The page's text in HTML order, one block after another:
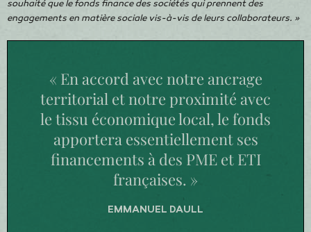
souhaité que le fonds finance des sociétés qui prennent des
engagements en matière sociale vis-à-vis de leurs collaborateurs. »
« En accord avec notre ancrage
territorial et notre proximité avec
le tissu économique local, le fonds
apportera essentiellement ses
financements à des PME et ETI
françaises. »
EMMANUEL DAULL